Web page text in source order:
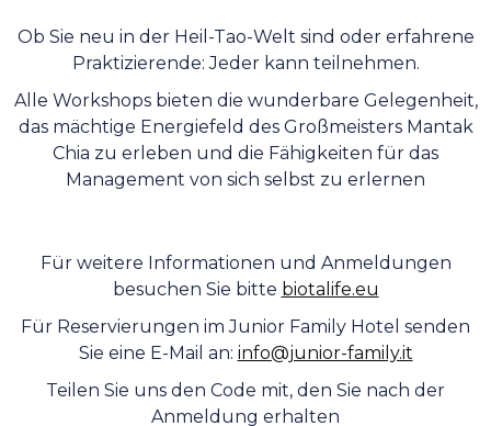
Ob Sie neu in der Heil-Tao-Welt sind oder erfahrene
Praktizierende: Jeder kann teilnehmen.
Alle Workshops bieten die wunderbare Gelegenheit,
das mächtige Energiefeld des Großmeisters Mantak
Chia zu erleben und die Fähigkeiten für das
Management von sich selbst zu erlernen
Für weitere Informationen und Anmeldungen
besuchen Sie bitte biotalife.eu
Für Reservierungen im Junior Family Hotel senden
Sie eine E-Mail an: info@junior-family.it
Teilen Sie uns den Code mit, den Sie nach der
Anmeldung erhalten